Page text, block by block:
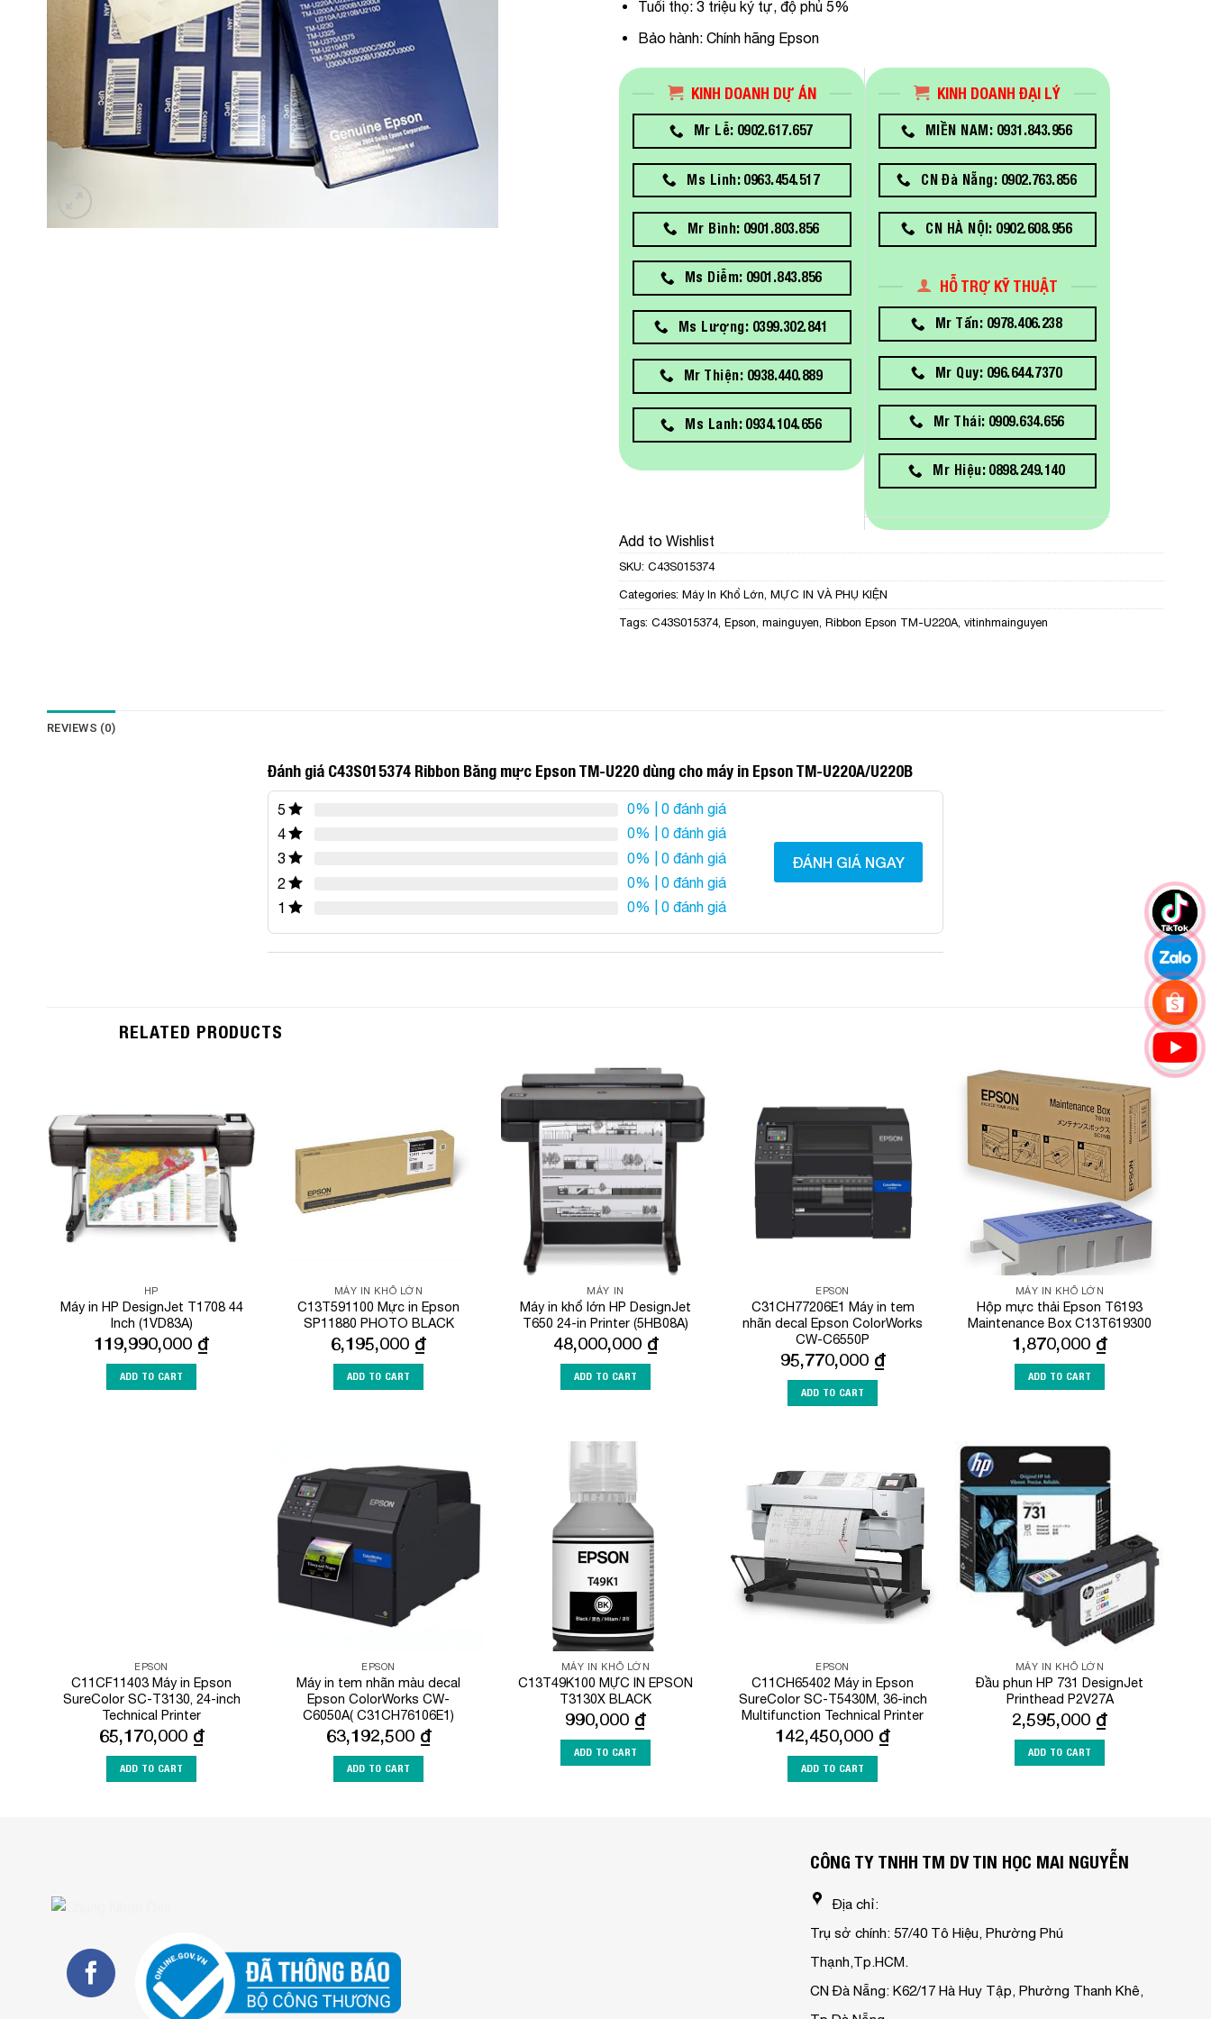
Tuổi thọ: 3 triệu ký tự, độ phủ 5%
Bảo hành: Chính hãng Epson
KINH DOANH DỰ ÁN
Mr Lễ: 0902.617.657
Ms Linh: 0963.454.517
Mr Bình: 0901.803.856
Ms Diễm: 0901.843.856
Ms Lượng: 0399.302.841
Mr Thiện: 0938.440.889
Ms Lanh: 0934.104.656
KINH DOANH ĐẠI LÝ
MIỀN NAM: 0931.843.956
CN Đà Nẵng: 0902.763.856
CN HÀ NỘI: 0902.608.956
HỖ TRỢ KỸ THUẬT
Mr Tấn: 0978.406.238
Mr Quy: 096.644.7370
Mr Thái: 0909.634.656
Mr Hiệu: 0898.249.140
Add to Wishlist
SKU: C43S015374
Categories: Máy In Khổ Lớn MỰC IN VÀ PHỤ KIỆN
Tags: C43S015374, Epson mainguyen Ribbon Epson TM-U220A vitinhmainguyen
REVIEWS (0)
Đánh giá C43S015374 Ribbon Băng mực Epson TM-U220 dùng cho máy in Epson TM-U220A/U220B
5 0% | 0 đánh giá
4
0% | 0 đánh giá
3
0% | 0 đánh giá
2
0% | 0 đánh giá
1
0% | 0 đánh giá
ĐÁNH GIÁ NGAY
RELATED PRODUCTS
Add to
Wishlist
HP
Máy in HP DesignJet T1708 44
Inch (1VD83A)
119,990,000 ₫
ADD TO CART
Wishlist
MÁY IN KHỔ LỚN
C13T591100 Mực in Epson
SP11880 PHOTO BLACK
6,195,000 ₫
ADD TO CART
Wishlist
MÁY IN
Máy in khổ lớn HP DesignJet
T650 24-in Printer (5HB08A)
48,000,000 ₫
ADD TO CART
Add to
Wishlist
EPSON
C31CH77206E1 Máy in tem
nhãn decal Epson ColorWorks
CW-C6550P
95,770,000 ₫
ADD TO CART
Add to
Wishlist
MÁY IN KHỔ LỚN
Hộp mực thải Epson T6193
Maintenance Box C13T619300
1,870,000 ₫
ADD TO CART
EPSON
C11CF11403 Máy in Epson
SureColor SC-T3130, 24-inch
Technical Printer
65,170,000 ₫
ADD TO CART
Wishlist
EPSON
Máy in tem nhãn màu decal
Epson ColorWorks CW-
C6050A( C31CH76106E1)
63,192,500 ₫
ADD TO CART
MÁY IN KHỔ LỚN
C13T49K100 MỰC IN EPSON
T3130X BLACK
990,000 ₫
ADD TO CART
Add to
Wishlist
EPSON
C11CH65402 Máy in Epson
SureColor SC-T5430M, 36-inch
Multifunction Technical Printer
142,450,000 ₫
ADD TO CART
MÁY IN KHỔ LỚN
Đầu phun HP 731 DesignJet
Printhead P2V27A
2,595,000 ₫
ADD TO CART
CÔNG TY TNHH TM DV TIN HỌC MAI NGUYỄN
Địa chỉ:
Trụ sở chính: 57/40 Tô Hiệu, Phường Phú
Thạnh,Tp.HCM.
CN Đà Nẵng: K62/17 Hà Huy Tập, Phường Thanh Khê,